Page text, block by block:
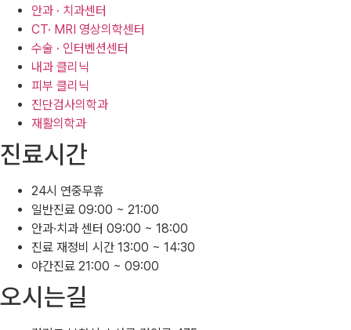
안과 · 치과센터
CT· MRI 영상의학센터
수술 · 인터벤션센터
내과 클리닉
피부 클리닉
진단검사의학과
재활의학과
진료시간
24시 연중무휴
일반진료 09:00 ~ 21:00
안과·치과 센터 09:00 ~ 18:00
진료 재정비 시간 13:00 ~ 14:30
야간진료 21:00 ~ 09:00
오시는길